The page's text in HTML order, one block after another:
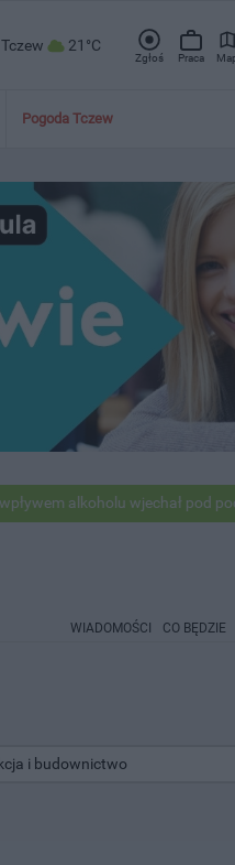
Tczew 21°C
Zgłoś Praca
Pogoda Tczew
alkoholu wjechał pod
WIADOMOŚCI CO BĘDZIE